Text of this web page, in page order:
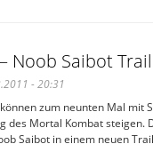
Noob Saibot
- 20:31
zum neunten Mal mit
des Mortal Kombat steigen.
Saibot in einem neuen